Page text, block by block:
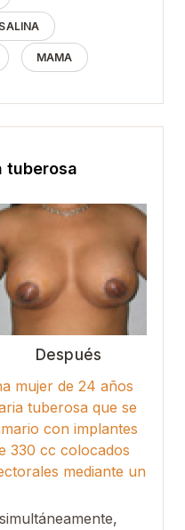
MAMA
tuberosa
Después
mujer de 24 años
tuberosa que se
con implantes
330 cc colocados
mediante un